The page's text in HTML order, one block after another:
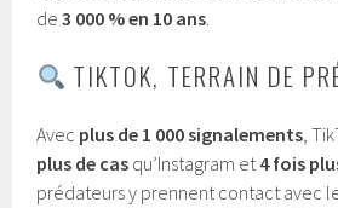
de3 000 % en 10 ans.
TIKTOK, TERRAIN DE
Avec plus de 1 000 signalements,
plus de cas qu’Instagram et4 fois
prédateurs y prennent contact avec